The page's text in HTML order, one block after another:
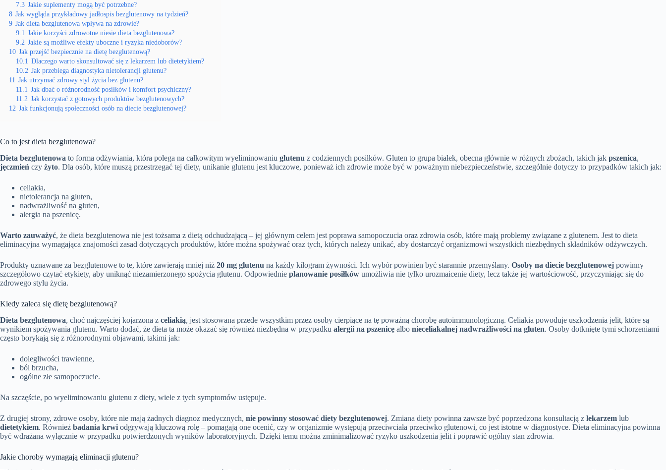
7.3 Jakie suplementy mogą być potrzebne?
8 Jak wygląda przykładowy jadłospis bezglutenowy na tydzień?
9 Jak dieta bezglutenowa wpływa na zdrowie?
9.1 Jakie korzyści zdrowotne niesie dieta bezglutenowa?
9.2 Jakie są możliwe efekty uboczne i ryzyka niedoborów?
10 Jak przejść bezpiecznie na dietę bezglutenową?
10.1 Dlaczego warto skonsultować się z lekarzem lub dietetykiem?
10.2 Jak przebiega diagnostyka nietolerancji glutenu?
11 Jak utrzymać zdrowy styl życia bez glutenu?
11.1 Jak dbać o różnorodność posiłków i komfort psychiczny?
11.2 Jak korzystać z gotowych produktów bezglutenowych?
12 Jak funkcjonują społeczności osób na diecie bezglutenowej?
Co to jest dieta bezglutenowa?
Dieta bezglutenowa to forma odżywiania, która polega na całkowitym wyeliminowaniu glutenu z codziennych posiłków. Gluten to grupa białek, obecna głównie w różnych zbożach, takich jak pszenica,
jęczmień czy żyto. Dla osób, które muszą przestrzegać tej diety, unikanie glutenu jest kluczowe, ponieważ ich zdrowie może być w poważnym niebezpieczeństwie, szczególnie dotyczy to przypadków takich jak:
celiakia,
nietolerancja na gluten,
nadwrażliwość na gluten,
alergia na pszenicę.
Warto zauważyć, że dieta bezglutenowa nie jest tożsama z dietą odchudzającą – jej głównym celem jest poprawa samopoczucia oraz zdrowia osób, które mają problemy związane z glutenem. Jest to dieta
eliminacyjna wymagająca znajomości zasad dotyczących produktów, które można spożywać oraz tych, których należy unikać, aby dostarczyć organizmowi wszystkich niezbędnych składników odżywczych.
Produkty uznawane za bezglutenowe to te, które zawierają mniej niż 20 mg glutenu na każdy kilogram żywności. Ich wybór powinien być starannie przemyślany. Osoby na diecie bezglutenowej powinny
szczegółowo czytać etykiety, aby uniknąć niezamierzonego spożycia glutenu. Odpowiednie planowanie posiłków umożliwia nie tylko urozmaicenie diety, lecz także jej wartościowość, przyczyniając się do
zdrowego stylu życia.
Kiedy zaleca się dietę bezglutenową?
Dieta bezglutenowa, choć najczęściej kojarzona z celiakią, jest stosowana przede wszystkim przez osoby cierpiące na tę poważną chorobę autoimmunologiczną. Celiakia powoduje uszkodzenia jelit, które są
wynikiem spożywania glutenu. Warto dodać, że dieta ta może okazać się również niezbędna w przypadku alergii na pszenicę albo nieceliakalnej nadwrażliwości na gluten. Osoby dotknięte tymi schorzeniami
często borykają się z różnorodnymi objawami, takimi jak:
dolegliwości trawienne,
ból brzucha,
ogólne złe samopoczucie.
Na szczęście, po wyeliminowaniu glutenu z diety, wiele z tych symptomów ustępuje.
Z drugiej strony, zdrowe osoby, które nie mają żadnych diagnoz medycznych, nie powinny stosować diety bezglutenowej. Zmiana diety powinna zawsze być poprzedzona konsultacją z lekarzem lub
dietetykiem. Również badania krwi odgrywają kluczową rolę – pomagają one ocenić, czy w organizmie występują przeciwciała przeciwko glutenowi, co jest istotne w diagnostyce. Dieta eliminacyjna powinna
być wdrażana wyłącznie w przypadku potwierdzonych wyników laboratoryjnych. Dzięki temu można zminimalizować ryzyko uszkodzenia jelit i poprawić ogólny stan zdrowia.
Jakie choroby wymagają eliminacji glutenu?